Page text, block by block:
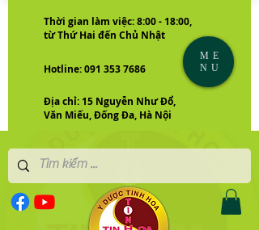
Thời gian làm việc: 8:00 - 18:00,
từ Thứ Hai đến Chủ Nhật
Hotline: 091 353 7686
Địa chỉ: 15 Nguyễn Như Đổ,
Văn Miếu, Đống Đa, Hà Nội
ME
NU